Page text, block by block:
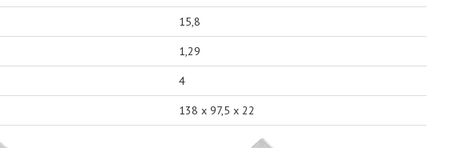
15,8
1,29
4
138 х 97,5 х 22